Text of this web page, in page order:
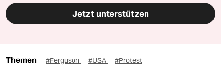
Jetzt unterstützen
Themen #Ferguson #USA #Protest